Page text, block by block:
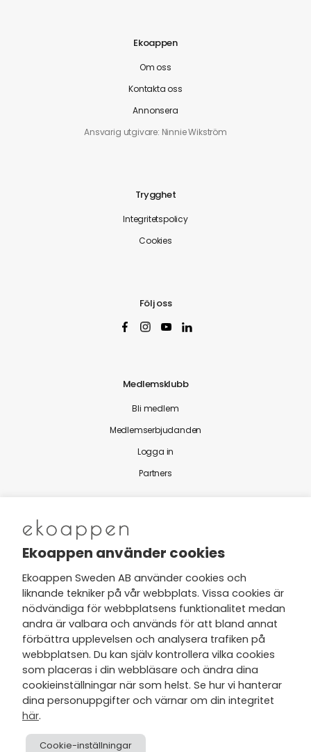
Ekoappen
Om oss
Kontakta oss
Annonsera
Ansvarig utgivare: Ninnie Wikström
Trygghet
Integritetspolicy
Cookies
Följ oss
Medlemsklubb
Bli medlem
Medlemserbjudanden
Logga in
Partners
Nytt från Ekoappen
Jag har tagit del av Ekoappens
personuppgifts- och
integritetspolicyoch tar gärna del
av nyheter, hälsotips och exklusiva
erbjudanden via min e-post.
Ekoappen använder cookies
Ekoappen Sweden AB använder cookies och
liknande tekniker på vår webbplats. Vissa cookies är
nödvändiga för webbplatsens funktionalitet medan
andra är valbara och används för att bland annat
förbättra upplevelsen och analysera trafiken på
webbplatsen. Du kan själv kontrollera vilka cookies
som placeras i din webbläsare och ändra dina
cookieinställningar när som helst. Se hur vi hanterar
dina personuppgifter och värnar om din integritet
här.
Cookie-inställningar